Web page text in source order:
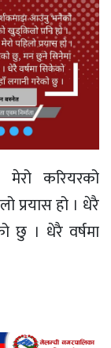
करियरको
प्रयास हो । धेरै
छु । धेरै वर्षमा